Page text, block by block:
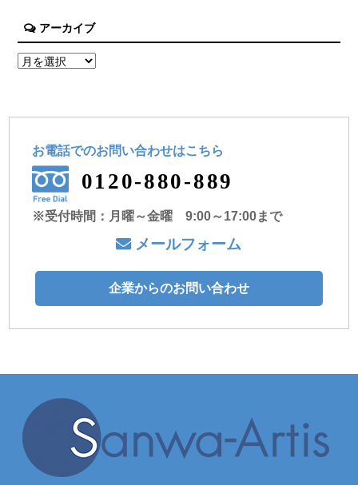
アーカイブ
お電話でのお問い合わせはこちら
0120-880-889
※受付時間：月曜～金曜 9:00～17:00まで
メールフォーム
企業からのお問い合わせ